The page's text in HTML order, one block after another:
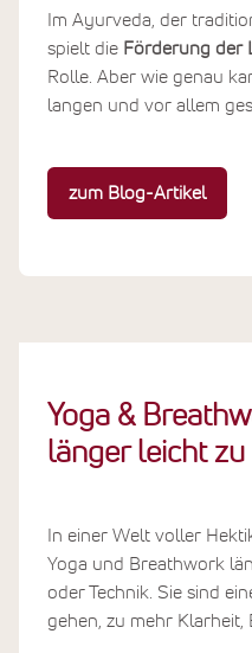
Im Ayurveda, der
spielt die Förderung der
Rolle. Aber wie genau
langen und vor allem
zum Blog-Artikel
Yoga &
länger leicht zu
In einer Welt voller
Yoga und Breathwork
oder Technik. Sie sind
gehen, zu mehr Klarheit,